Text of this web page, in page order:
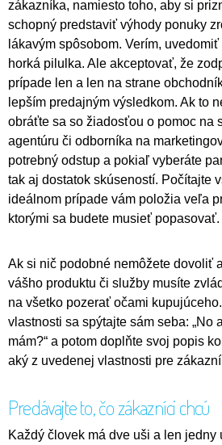
zákazníka, namiesto toho, aby si
schopný predstaviť výhody ponuky
lákavým spôsobom. Verím,
horká pilulka. Ale akceptovať, že
prípade len a len na strane
lepším predajným výsledkom. Ak to
obráťte sa so žiadosťou o pomoc na
agentúru či odborníka na
potrebný odstup a pokiaľ vyberáte
tak aj dostatok skúseností. Počítajte
ideálnom prípade vám položia veľa
ktorými sa budete musieť popasovať.
Ak si nič podobné nemôžete dovoliť
vášho produktu či služby musíte
na všetko pozerať očami
vlastnosti sa spýtajte sám seba: „No
mám?“ a potom doplňte svoj popis
aký z uvedenej vlastnosti pre
Predávajte to, čo zákazníci chcú
Každý človek má dve uši a len jedny